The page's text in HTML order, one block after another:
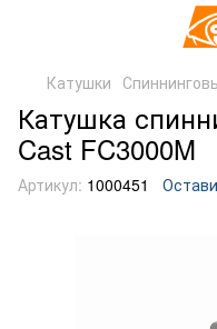
Катушки
Катушка
Cast FC3000M
Артикул: 1000451